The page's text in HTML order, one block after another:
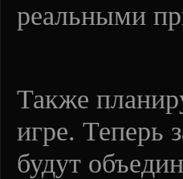
реальными
Также
игре. Теперь
будут